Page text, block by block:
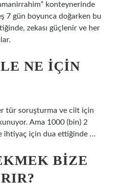
konteynerinde
7 gün boyunca doğarken bu
zekası güçlenir ve her
NE İÇIN
tür soruşturma ve cilt için
Ama 1000 (bin) 2
ihtiyaç için dua ettiğinde …
BIZE